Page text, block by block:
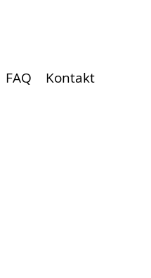
FAQ Kontakt